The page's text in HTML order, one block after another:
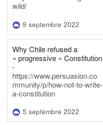
wild/
9 septembre 2022
Why Chile refused a
« progressive » Constitution
-
https://www.persuasion.co
mmunity/p/how-not-to-write-
a-constitution
5 septembre 2022